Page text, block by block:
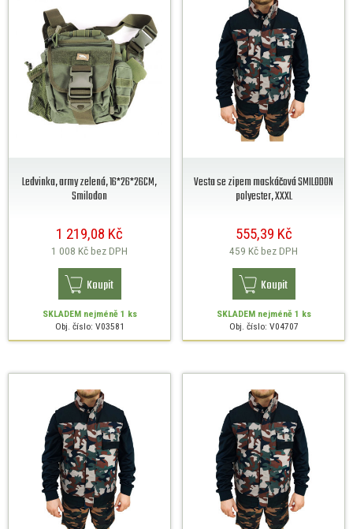
Ledvinka, army zelená, 16*26*26CM,
Smilodon
1 219,08 Kč
1 008 Kčbez DPH
Koupit
SKLADEMnejméně 1 ks
Obj. číslo: V03581
Vesta se zipem maskáčová SMILODON
polyester, XXXL
555,39 Kč
459 Kčbez DPH
Koupit
SKLADEMnejméně 1 ks
Obj. číslo: V04707